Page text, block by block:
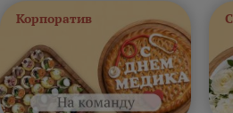
Корпоратив